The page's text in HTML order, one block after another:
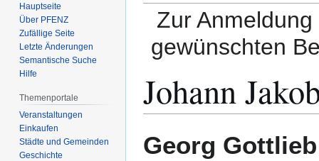
Zur
gewünschten
Johann
Navigation
Suche
Georg
Hauptseite
Über PFENZ
Zufällige Seite
Letzte Änderungen
Semantische Suche
Hilfe
Themenportale
Veranstaltungen
Einkaufen
Städte und Gemeinden
Geschichte